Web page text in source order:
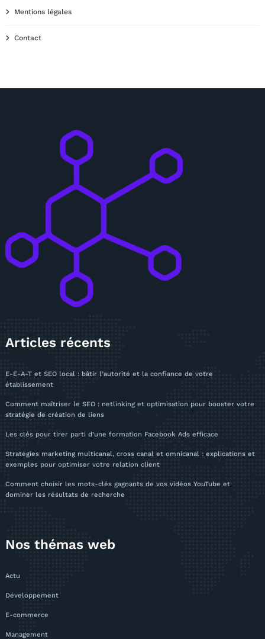
Mentions légales
Contact
Articles récents
E-E-A-T et SEO local : bâtir l’autorité et la confiance de votre
établissement
Comment maîtriser le SEO : netlinking et optimisation pour booster votre
stratégie de création de liens
Les clés pour tirer parti d’une formation Facebook Ads efficace
Stratégies marketing multicanal, cross canal et omnicanal : explications et
exemples pour optimiser votre relation client
Comment choisir les mots-clés gagnants de vos vidéos YouTube et
dominer les résultats de recherche
Nos thémas web
Actu
Développement
E-commerce
Management